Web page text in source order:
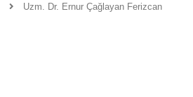
Uzm. Dr. Ernur Çağlayan Ferizcan